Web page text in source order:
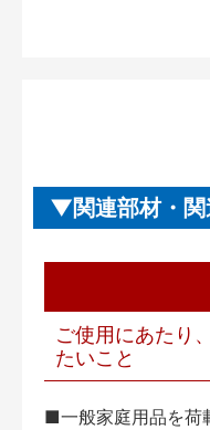
関連部材・
ご使用にあたり
たいこと
■一般家庭用品を荷